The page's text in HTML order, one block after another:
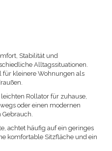
Stabilität und
Alltagssituationen.
für kleinere Wohnungen als
Rollator für zuhause,
oder einen modernen
Gebrauch.
achtet häufig auf ein geringes
komfortable Sitzfläche und ein